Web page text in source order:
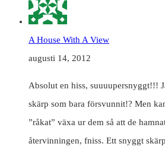
A House With A View
augusti 14, 2012
Absolut en hiss, suuuupersnyggt!!!
skärp som bara försvunnit!? Men
”råkat” växa ur dem så att de
återvinningen, fniss. Ett snyggt